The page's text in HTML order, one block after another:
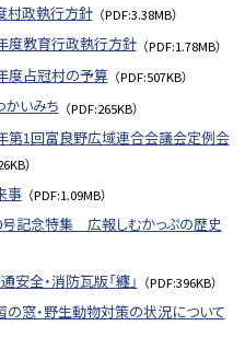
村政執行方針 （PDF:3.38MB）
度教育行政執行方針 （PDF:1.78MB）
度占冠村の予算 （PDF:507KB）
かいみち （PDF:265KB）
第1回富良野広域連合会議会定例会
）
事 （PDF:1.09MB）
号記念特集 広報しむかっぷの歴史
安全・消防瓦版「纏」 （PDF:396KB）
の窓・野生動物対策の状況について